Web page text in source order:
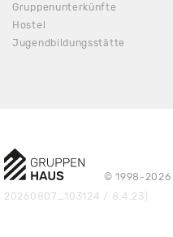
Gruppenunterkünfte
Hostel
Jugendbildungsstätte
© 1998-2026
20260807_103124 / 8.4.23)